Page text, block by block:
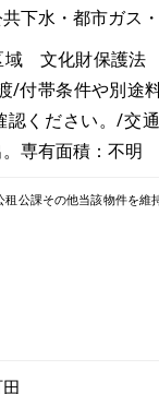
下水・都市ガス
文化財保護法
/付帯条件や別途
認ください。/交
専有面積：不明
公課その他当該物件を維